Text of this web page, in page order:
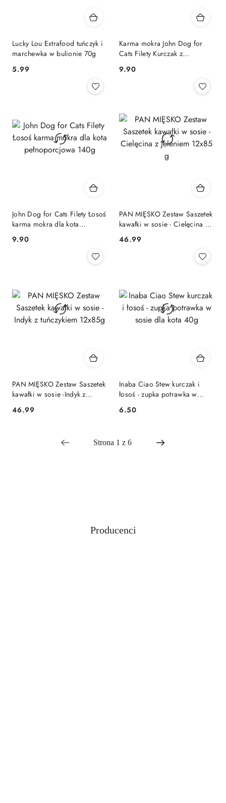
Lucky Lou Extrafood tuńczyk i
marchewka w bulionie 70g
Cena:
5.99
Karma mokra John Dog for
Cats Filety Kurczak z
pełnoporcjowa 140g
Cena:
9.90
John Dog for Cats Filety Łosoś
karma mokra dla kota
Cena:
9.90
PAN MIĘSKO Zestaw Saszetek
kawałki w sosie - Cielęcina z
Cena:
46.99
PAN MIĘSKO Zestaw Saszetek
kawałki w sosie -Indyk z
Cena:
46.99
Inaba Ciao Stew kurczak i
łosoś - zupka potrawka w
Cena:
6.50
Pomiń karuzelę producentów
Producenci